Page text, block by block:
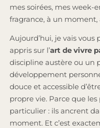
mes soirées, mes week-
fragrance, à un
Aujourd’hui, je vais vous
appris sur l’art de vivre
discipline austère ou un
développement
douce et accessible
propre vie. Parce que
particulier : ils ancrent
moment. Et c’est